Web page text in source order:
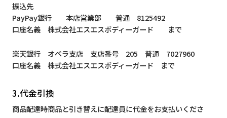
振込先
PayPay銀行 本店営業部 普通 8125492
口座名義 株式会社エスエスボディーガード まで
楽天銀行 オペラ支店 支店番号 205 普通 7027960
口座名義 株式会社エスエスボディーガード まで
3.代金引換
商品配達時商品と引き替えに配達員に代金をお支払いくださ